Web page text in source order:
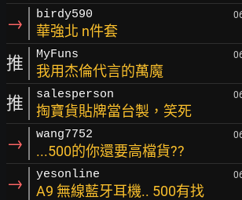
→ birdy590
華強北 n件套
推 MyFuns
我用杰倫代言的萬魔
推 salesperson
掏寶貨貼牌當台製，笑死
→ wang7752
...500的你還要高檔貨??
→ yesonline
A9 無線藍牙耳機.. 500有找